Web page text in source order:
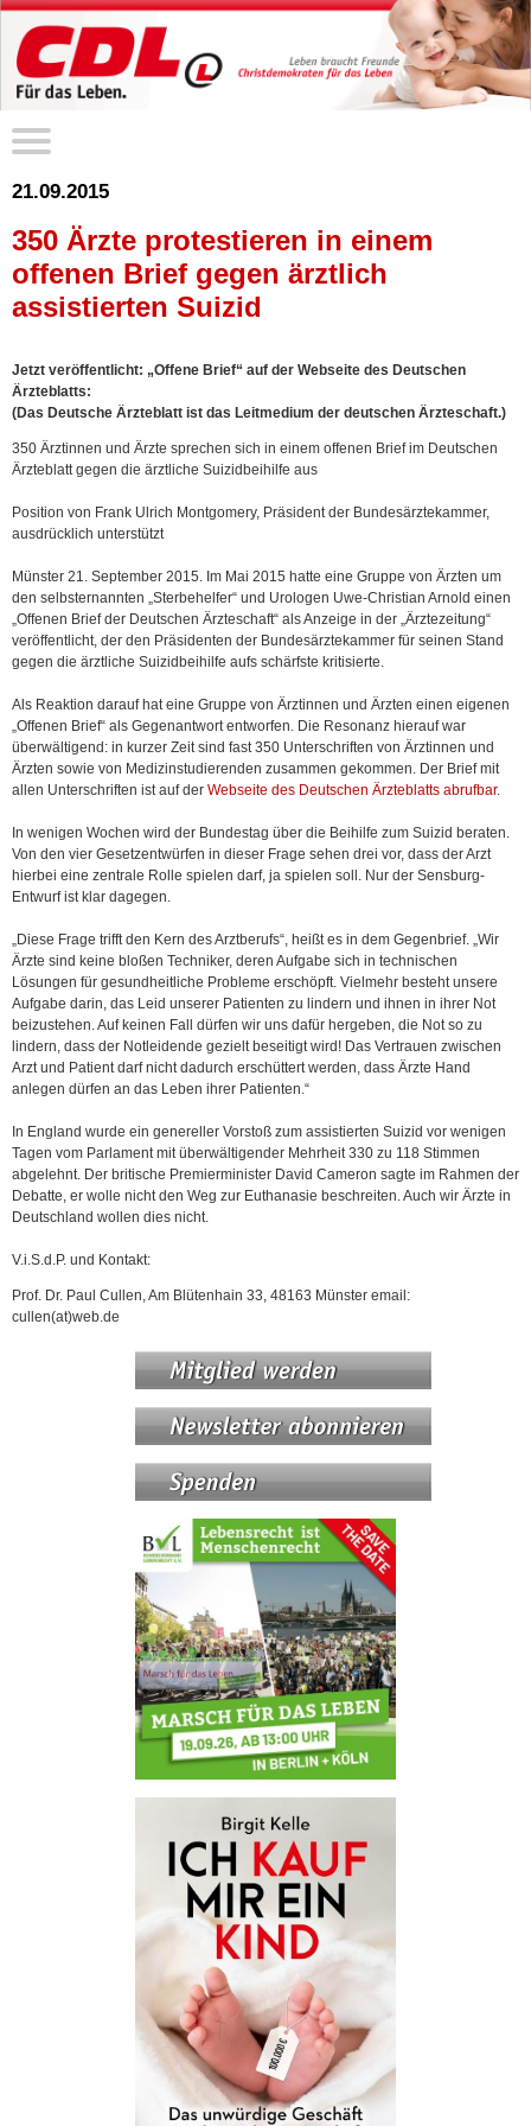
21.09.2015
350 Ärzte protestieren in einem
offenen Brief gegen ärztlich
assistierten Suizid
Jetzt veröffentlicht: „Offene Brief“ auf der Webseite des Deutschen
Ärzteblatts:
(Das Deutsche Ärzteblatt ist das Leitmedium der deutschen Ärzteschaft.)
350 Ärztinnen und Ärzte sprechen sich in einem offenen Brief im Deutschen
Ärzteblatt gegen die ärztliche Suizidbeihilfe aus
Position von Frank Ulrich Montgomery, Präsident der Bundesärztekammer,
ausdrücklich unterstützt
Münster 21. September 2015. Im Mai 2015 hatte eine Gruppe von Ärzten um
den selbsternannten „Sterbehelfer“ und Urologen Uwe-Christian Arnold einen
„Offenen Brief der Deutschen Ärzteschaft“ als Anzeige in der „Ärztezeitung“
veröffentlicht, der den Präsidenten der Bundesärztekammer für seinen Stand
gegen die ärztliche Suizidbeihilfe aufs schärfste kritisierte.
Als Reaktion darauf hat eine Gruppe von Ärztinnen und Ärzten einen eigenen
„Offenen Brief“ als Gegenantwort entworfen. Die Resonanz hierauf war
überwältigend: in kurzer Zeit sind fast 350 Unterschriften von Ärztinnen und
Ärzten sowie von Medizinstudierenden zusammen gekommen. Der Brief mit
allen Unterschriften ist auf der Webseite des Deutschen Ärzteblatts abrufbar.
In wenigen Wochen wird der Bundestag über die Beihilfe zum Suizid beraten.
Von den vier Gesetzentwürfen in dieser Frage sehen drei vor, dass der Arzt
hierbei eine zentrale Rolle spielen darf, ja spielen soll. Nur der Sensburg-
Entwurf ist klar dagegen.
„Diese Frage trifft den Kern des Arztberufs“, heißt es in dem Gegenbrief. „Wir
Ärzte sind keine bloßen Techniker, deren Aufgabe sich in technischen
Lösungen für gesundheitliche Probleme erschöpft. Vielmehr besteht unsere
Aufgabe darin, das Leid unserer Patienten zu lindern und ihnen in ihrer Not
beizustehen. Auf keinen Fall dürfen wir uns dafür hergeben, die Not so zu
lindern, dass der Notleidende gezielt beseitigt wird! Das Vertrauen zwischen
Arzt und Patient darf nicht dadurch erschüttert werden, dass Ärzte Hand
anlegen dürfen an das Leben ihrer Patienten.“
In England wurde ein genereller Vorstoß zum assistierten Suizid vor wenigen
Tagen vom Parlament mit überwältigender Mehrheit 330 zu 118 Stimmen
abgelehnt. Der britische Premierminister David Cameron sagte im Rahmen der
Debatte, er wolle nicht den Weg zur Euthanasie beschreiten. Auch wir Ärzte in
Deutschland wollen dies nicht.
V.i.S.d.P. und Kontakt:
Prof. Dr. Paul Cullen, Am Blütenhain 33, 48163 Münster email:
cullen(at)web.de